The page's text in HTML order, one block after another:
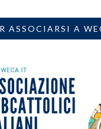
ASSOCIARSI A